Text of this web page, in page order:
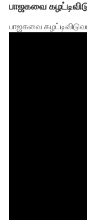
பாஜகவை
பாஜகவை